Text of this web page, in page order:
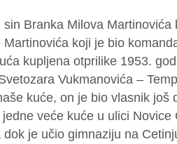
sin Branka Milova Martinovića
koji je bio
kupljena otprilike 1953.
Vukmanovića –
kuće, on je bio vlasnik još
veće kuće u ulici Novice
je učio gimnaziju na